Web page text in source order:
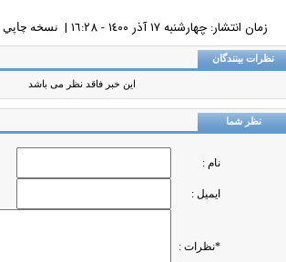
زمان انتشار: چهارشنبه ١٧ آذر ١٤٠٠ - ١٦:٢٨ | نسخه چاپي
بینندگان
این خبر فاقد نظر می باشد
نظر شما
نام :
ایمیل :
*نظرات :